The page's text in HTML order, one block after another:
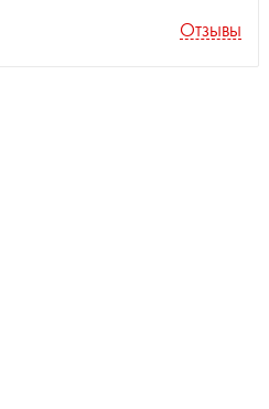
Отзывы